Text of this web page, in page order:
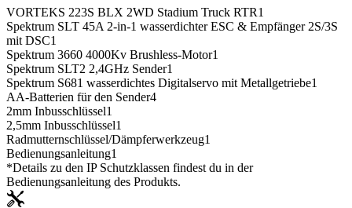
VORTEKS 223S BLX 2WD Stadium Truck RTR1
Spektrum SLT 45A 2-in-1 wasserdichter ESC & Empfänger 2S/3S
mit DSC1
Spektrum 3660 4000Kv Brushless-Motor1
Spektrum SLT2 2,4GHz Sender1
Spektrum S681 wasserdichtes Digitalservo mit Metallgetriebe1
AA-Batterien für den Sender4
2mm Inbusschlüssel1
2,5mm Inbusschlüssel1
Radmutternschlüssel/Dämpferwerkzeug1
Bedienungsanleitung1
*Details zu den IP Schutzklassen findest du in der
Bedienungsanleitung des Produkts.